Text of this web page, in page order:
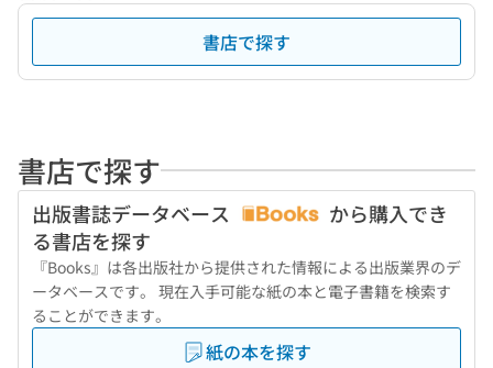
書店で探す
書店で探す
出版書誌データベース
から購入でき
る書店を探す
『Books』は各出版社から提供された情報による出版業界のデ
ータベースです。 現在入手可能な紙の本と電子書籍を検索す
ることができます。
紙の本を探す